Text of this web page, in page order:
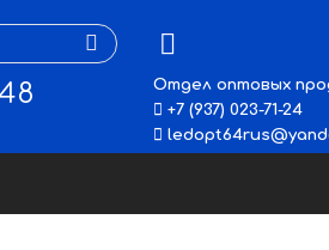
Отдел оптовых
+7 (937) 023-71-24